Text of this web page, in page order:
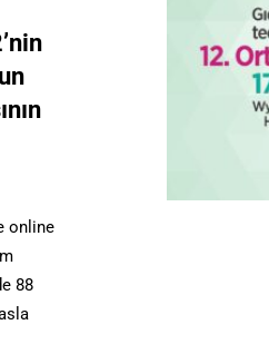
online
88